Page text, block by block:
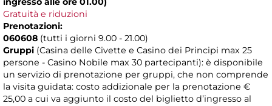
Gratuità e riduzioni
Prenotazioni:
060608 (tutti i giorni 9.00 - 21.00)
Gruppi (Casina delle Civette e Casino dei Principi max 25
persone - Casino Nobile max 30 partecipanti): è disponibile
un servizio di prenotazione per gruppi, che non comprende
la visita guidata: costo addizionale per la prenotazione €
25,00 a cui va aggiunto il costo del biglietto d’ingresso al